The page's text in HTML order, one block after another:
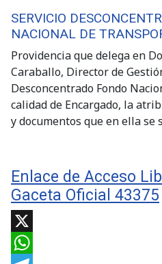
SERVICIO
NACIONAL DE
Providencia que delega en
Caraballo, Director de
Desconcentrado Fondo
calidad de Encargado, la
y documentos que en ella se
Enlace de Acceso
Gaceta Oficial 43375
X